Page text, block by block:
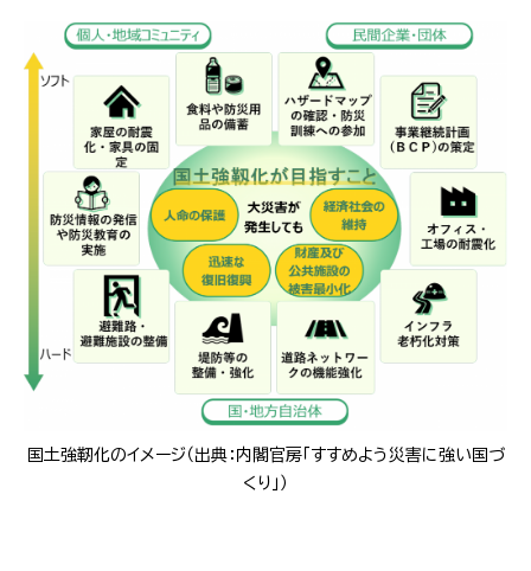
国土強靭化のイメージ（出典：内閣官房「すすめよう災害に強い国づ
くり」）